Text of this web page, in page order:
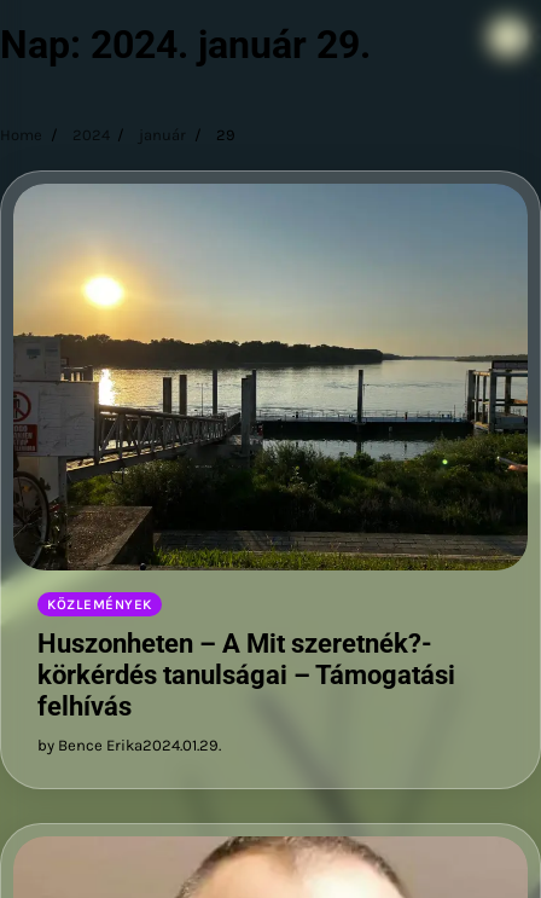
Nap: 2024. január 29.
Home 2024 január 29
KÖZLEMÉNYEK
Huszonheten – A Mit szeretnék?-
körkérdés tanulságai – Támogatási
felhívás
by Bence Erika2024.01.29.